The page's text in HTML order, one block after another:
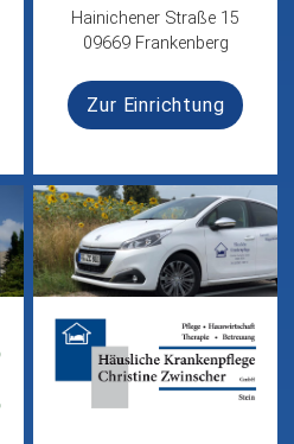
Hainichener Straße 15
09669 Frankenberg
Zur Einrichtung